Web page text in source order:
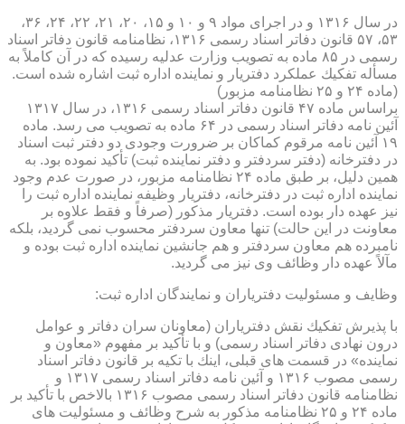
در سال ۱۳۱۶ و در اجرای مواد ۹ و ۱۰ و ۱۵، ۲۰، ۲۱، ۲۲، ۲۴، ۳۶،
۵۳، ۵۷ قانون دفاتر اسناد رسمی ۱۳۱۶، نظامنامه قانون دفاتر اسناد
رسمی در ۸۵ ماده به تصویب وزارت عدلیه رسیده كه در آن كاملاً به
مسأله تفكیك عملكرد دفتریار و نماینده اداره ثبت اشاره شده است.
(ماده ۲۴ و ۲۵ نظامنامه مزبور)
براساس ماده ۴۷ قانون دفاتر اسناد رسمی ۱۳۱۶، در سال ۱۳۱۷
آئین نامه دفاتر اسناد رسمی در ۶۴ ماده به تصویب می رسد. ماده
۱۹ آئین نامه مرقوم كماكان بر ضرورت وجودی دو دفتر ثبت اسناد
در دفترخانه (دفتر سردفتر و دفتر نماینده ثبت) تأكید نموده بود. به
همین دلیل، بر طبق ماده ۲۴ نظامنامه مزبور، در صورت عدم وجود
نماینده اداره ثبت در دفترخانه، دفتریار وظیفه نماینده اداره ثبت را
نیز عهده دار بوده است. دفتریار مذكور (صرفاً و فقط علاوه بر
معاونت در این حالت) تنها معاون سردفتر محسوب نمی گردید، بلكه
نامبرده هم معاون سردفتر و هم جانشین نماینده اداره ثبت بوده و
مآلاً عهده دار وظائف وی نیز می گردید.
وظایف و مسئولیت دفتریاران و نمایندگان اداره ثبت:
با پذیرش تفكیك نقش دفتریاران (معاونان سران دفاتر و عوامل
درون نهادی دفاتر اسناد رسمی) و با تأكید بر مفهوم «معاون و
نماینده» در قسمت های قبلی، اینك با تكیه بر قانون دفاتر اسناد
رسمی مصوب ۱۳۱۶ و آئین نامه دفاتر اسناد رسمی ۱۳۱۷ و
نظامنامه قانون دفاتر اسناد رسمی مصوب ۱۳۱۶ بالاخص با تأكید بر
ماده ۲۴ و ۲۵ نظامنامه مذكور به شرح وظائف و مسئولیت های